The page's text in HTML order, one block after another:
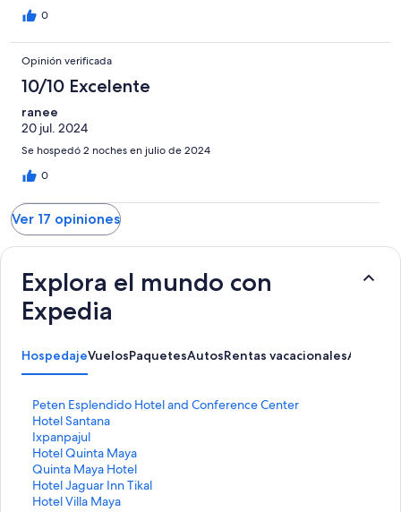
0
Opinión verificada
10/10 Excelente
ranee
20 jul. 2024
Se hospedó 2 noches en julio de 2024
0
Ver 17 opiniones
Explora el mundo con
Expedia
HospedajeVuelosPaquetesAutosRentas vacacionales
Peten Esplendido Hotel and Conference Center
E
n
l
a
c
e
p
Hotel Santana
E
n
l
a
c
e
Ixpanpajul
E
n
l
a
c
Hotel Quinta Maya
E
n
l
a
Quinta Maya Hotel
E
n
l
Hotel Jaguar Inn Tikal
E
n
Hotel Villa Maya
E